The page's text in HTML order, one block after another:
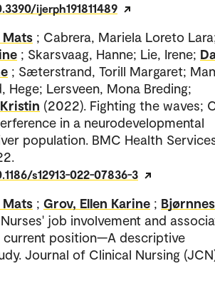
ijerph191811489
; Cabrera, Mariela Loreto
; Skarsvaag, Hanne; Lie, Irene;
; Sæterstrand, Torill Margaret;
Hege; Lersveen, Mona Breding;
(2022). Fighting the waves;
in a neurodevelopmental
population. BMC Health
s12913-022-07836-3
; Grov, Ellen Karine ;
job involvement and
current position—A descriptive
Journal of Clinical Nursing